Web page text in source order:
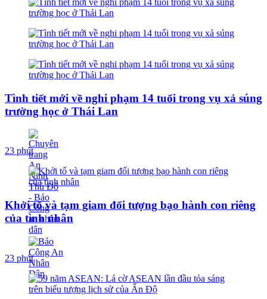
Tình tiết mới về nghi phạm 14 tuổi trong vụ xả súng
trường học ở Thái Lan
23 phút
Khởi tố và tạm giam đối tượng bạo hành con riêng
của tình nhân
23 phút